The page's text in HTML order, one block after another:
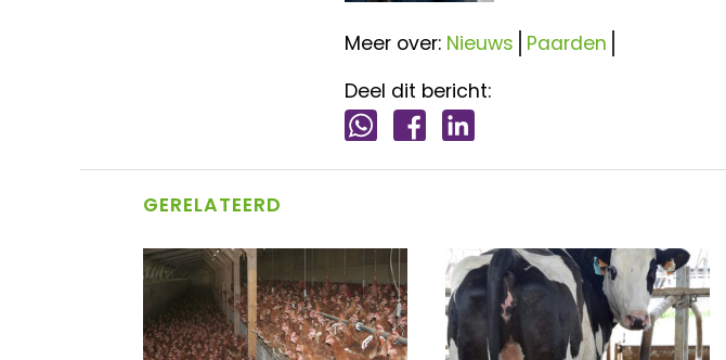
Meer over: Nieuws Paarden
Deel dit bericht:
GERELATEERD